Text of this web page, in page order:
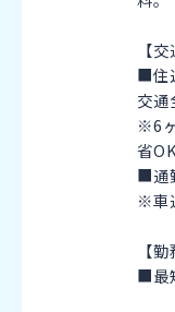
【
■住
交通
※6
省
■通
※車
【
■最